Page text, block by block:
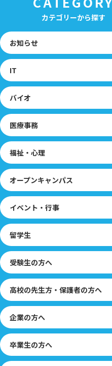
カテゴリーから探す
お知らせ
IT
バイオ
医療事務
福祉・心理
オープンキャンパス
イベント・行事
留学生
受験生の方へ
高校の先生方・保護者の方へ
企業の方へ
卒業生の方へ